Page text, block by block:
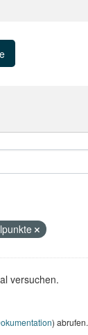
versuchen.
) abrufen.